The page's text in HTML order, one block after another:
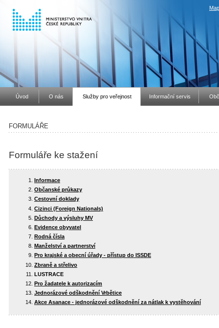
Úvod O nás Služby pro veřejnost Informační servis
FORMULÁŘE
Formuláře ke stažení
Informace
Občanské průkazy
Cestovní doklady
Cizinci (Foreign Nationals)
Důchody a výsluhy MV
Evidence obyvatel
Rodná čísla
Manželství a partnerství
Pro krajské a obecní úřady - přístup do ISSDE
Zbraně a střelivo
LUSTRACE
Pro žadatele k autorizacím
Jednorázové odškodnění Vrbětice
Akce Asanace - jednorázové odškodnění za nátlak k vystěhování